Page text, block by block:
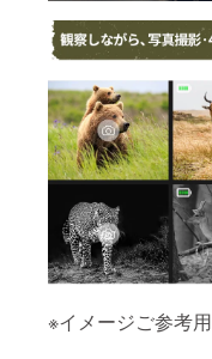
※イメージご参考用